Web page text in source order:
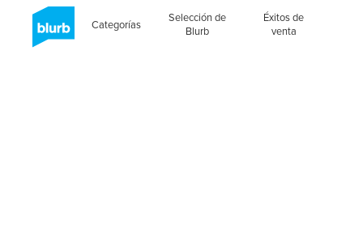
Categorías
Selección de
Blurb
Éxitos de
venta